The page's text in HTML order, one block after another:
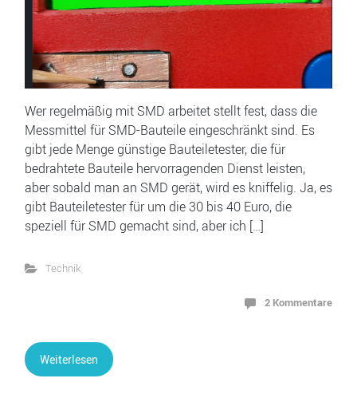
Wer regelmäßig mit SMD arbeitet stellt fest, dass die
Messmittel für SMD-Bauteile eingeschränkt sind. Es
gibt jede Menge günstige Bauteiletester, die für
bedrahtete Bauteile hervorragenden Dienst leisten,
aber sobald man an SMD gerät, wird es kniffelig. Ja, es
gibt Bauteiletester für um die 30 bis 40 Euro, die
speziell für SMD gemacht sind, aber ich […]
Technik
2 Kommentare
Weiterlesen